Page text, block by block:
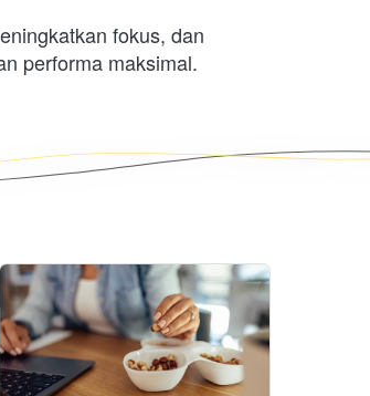
fokus, dan
performa maksimal.